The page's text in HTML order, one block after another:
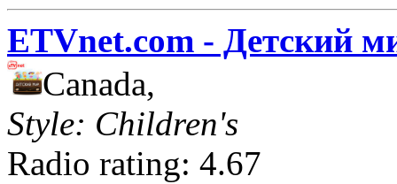
ETVnet.com - Детский
Canada,
Style: Children's
Radio rating: 4.67